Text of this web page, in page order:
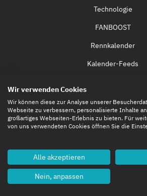
Technologie
FANBOOST
Rennkalender
Kalender-Feeds
Eintrittskarten
Wir verwenden Cookies
Wir können diese zur Analyse unserer
Webseite zu verbessern, personalisierte Inhalte
großartiges Webseiten-Erlebnis zu bieten. Für
von uns verwendeten Cookies öffnen Sie die
Alle akzeptieren
Nein, anpassen